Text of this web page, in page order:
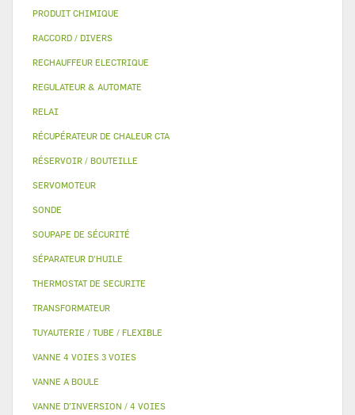
PRODUIT CHIMIQUE
RACCORD / DIVERS
RECHAUFFEUR ELECTRIQUE
REGULATEUR & AUTOMATE
RELAI
RÉCUPÉRATEUR DE CHALEUR CTA
RÉSERVOIR / BOUTEILLE
SERVOMOTEUR
SONDE
SOUPAPE DE SÉCURITÉ
SÉPARATEUR D'HUILE
THERMOSTAT DE SECURITE
TRANSFORMATEUR
TUYAUTERIE / TUBE / FLEXIBLE
VANNE 4 VOIES 3 VOIES
VANNE A BOULE
VANNE D’INVERSION / 4 VOIES